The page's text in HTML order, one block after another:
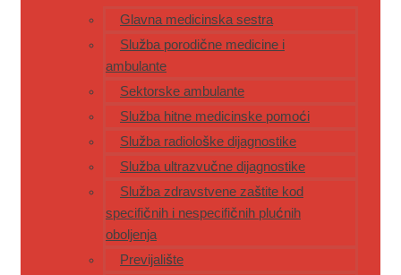
Glavna medicinska sestra
Služba porodične medicine i
ambulante
Sektorske ambulante
Služba hitne medicinske pomoći
Služba radiološke dijagnostike
Služba ultrazvučne dijagnostike
Služba zdravstvene zaštite kod
specifičnih i nespecifičnih plućnih
oboljenja
Previjalište